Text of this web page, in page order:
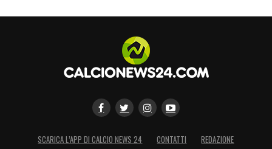
SCARICA L’APP DI CALCIO NEWS 24 CONTATTI
REDAZIONE